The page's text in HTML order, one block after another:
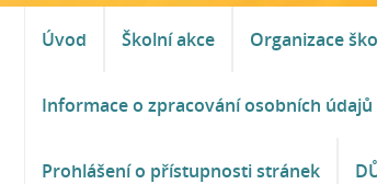
Úvod Školní akce Organizace
Informace o zpracování osobních údajů
Prohlášení o přístupnosti stránek